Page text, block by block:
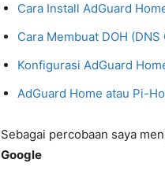
Cara Install AdGuard
Cara Membuat DOH
Konfigurasi AdGuard
AdGuard Home atau Pi-
Sebagai percobaan saya
Google